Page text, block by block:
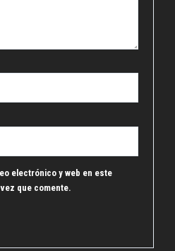
electrónico y web en este
que comente.